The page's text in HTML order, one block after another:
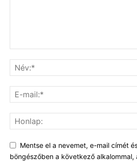
Mentse el a nevemet, e-mail címét
böngészőben a következő